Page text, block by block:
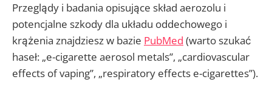
Przeglądy i badania opisujące skład aerozolu i
potencjalne szkody dla układu oddechowego i
krążenia znajdziesz w bazie PubMed (warto szukać
haseł: „e-cigarette aerosol metals”, „cardiovascular
effects of vaping”, „respiratory effects e-cigarettes”).